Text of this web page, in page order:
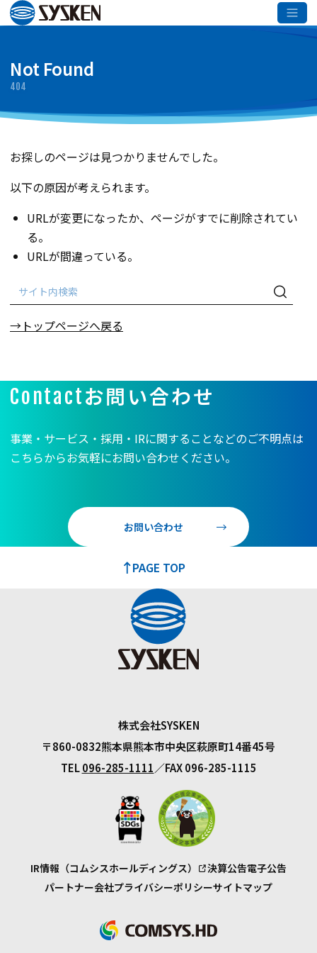
メインコンテンツへスキップ
Not Found
404
お探しのページは見つかりませんでした。
以下の原因が考えられます。
URLが変更になったか、ページがすでに削除されてい
る。
URLが間違っている。
検
索:
索
→トップページへ戻る
Contactお問い合わせ
事業・サービス・採用・IRに関することなどのご不明点は
こちらからお気軽にお問い合わせください。
お問い合わせ
PAGE TOP
株式会社SYSKEN
〒860-0832熊本県熊本市中央区萩原町14番45号
TEL096-285-1111 FAX 096-285-1115
IR情報（コムシスホールディングス） 決算公告電子公告
パートナー会社プライバシーポリシーサイトマップ